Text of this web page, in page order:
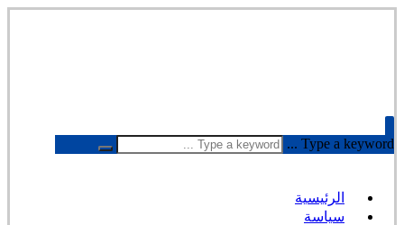
Type a keyword ...
الرئيسية
سياسة